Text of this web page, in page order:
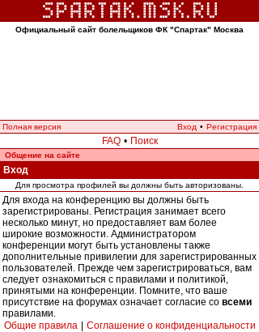
Официальный сайт болельщиков ФК "Спартак" Москва
Полная версия Вход • Регистрация
FAQ • Поиск
Общение на сайте
Вход
Для просмотра профилей вы должны быть авторизованы.
Для входа на конференцию вы должны быть
зарегистрированы. Регистрация занимает всего
несколько минут, но предоставляет вам более
широкие возможности. Администратором
конференции могут быть установлены также
дополнительные привилегии для зарегистрированных
пользователей. Прежде чем зарегистрироваться, вам
следует ознакомиться с правилами и политикой,
принятыми на конференции. Помните, что ваше
присутствие на форумах означает согласие со всеми
правилами.
Общие правила
Соглашение о конфиденциальности